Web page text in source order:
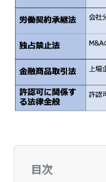
目次